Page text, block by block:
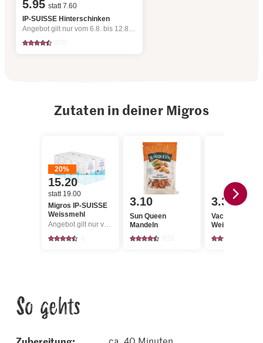
5.95 statt 7.60
IP-SUISSE Hinterschinken
Angebot gilt nur vom 6.8. bis 12.8.2026, solange Vorrat.
Zutaten in deiner Migros
20%
15.20
statt 19.00
Migros IP-SUISSE
Weissmehl
Angebot gilt nur vom 6.8. bis 12.8.2026, solange Vorrat.
3.10
Sun Queen
Mandeln
3.30
Vacherin Mont
Weichkäse
So gehts